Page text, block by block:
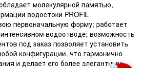
молекулярной памятью,
водостоки PROFiL
первоначальную форму; работает
водоотводе; возможность
под заказ позволяет установить
конфигурации, что гармонично
и делает его более элегантным.,